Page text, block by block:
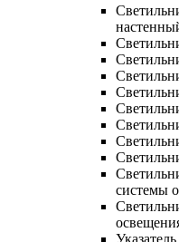
системы